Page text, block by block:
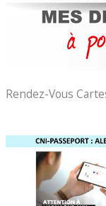
Rendez-Vous